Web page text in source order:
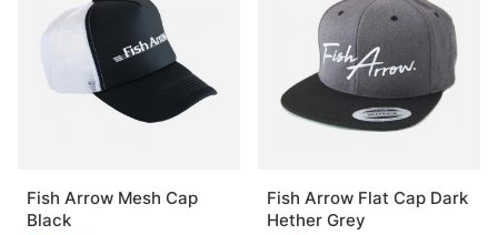
Fish Arrow Mesh Cap
Black
Fish Arrow Flat Cap Dark
Hether Grey